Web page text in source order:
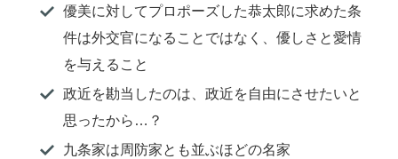
優美に対してプロポーズした恭太郎に求めた条
件は外交官になることではなく、優しさと愛情
を与えること
政近を勘当したのは、政近を自由にさせたいと
思ったから…？
九条家は周防家とも並ぶほどの名家